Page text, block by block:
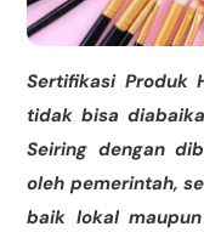
Sertifikasi Produk
tidak bisa
Seiring dengan
oleh pemerintah,
baik lokal